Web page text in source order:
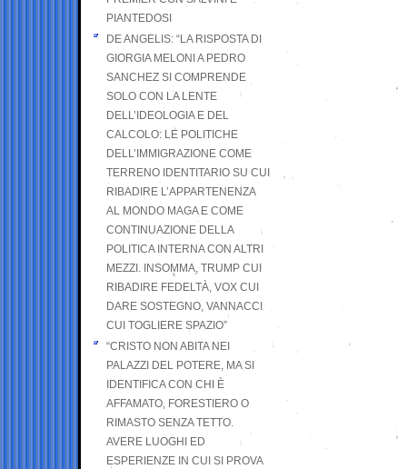
PIANTEDOSI
DE ANGELIS: “LA RISPOSTA DI
GIORGIA MELONI A PEDRO
SANCHEZ SI COMPRENDE
SOLO CON LA LENTE
DELL’IDEOLOGIA E DEL
CALCOLO: LE POLITICHE
DELL’IMMIGRAZIONE COME
TERRENO IDENTITARIO SU CUI
RIBADIRE L’APPARTENENZA
AL MONDO MAGA E COME
CONTINUAZIONE DELLA
POLITICA INTERNA CON ALTRI
MEZZI. INSOMMA, TRUMP CUI
RIBADIRE FEDELTÀ, VOX CUI
DARE SOSTEGNO, VANNACCI
CUI TOGLIERE SPAZIO”
“CRISTO NON ABITA NEI
PALAZZI DEL POTERE, MA SI
IDENTIFICA CON CHI È
AFFAMATO, FORESTIERO O
RIMASTO SENZA TETTO.
AVERE LUOGHI ED
ESPERIENZE IN CUI SI PROVA